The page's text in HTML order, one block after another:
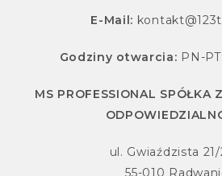
E-Mail:
Godziny otwarcia: PN-
MS PROFESSIONAL SPÓŁKA
ul. Gwiaździsta 21/
55-010